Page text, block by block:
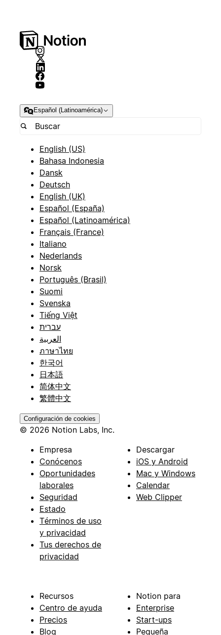
Español (Latinoamérica)
English (US)
Bahasa Indonesia
Dansk
Deutsch
English (UK)
Español (España)
Español (Latinoamérica)
Français (France)
Italiano
Nederlands
Norsk
Português (Brasil)
Suomi
Svenska
Tiếng Việt
עברית
العربية
ภาษาไทย
한국어
日本語
简体中文
繁體中文
Configuración de cookies
© 2026 Notion Labs, Inc.
Empresa
Conócenos
Oportunidades
laborales
Seguridad
Estado
Términos de uso
y privacidad
Tus derechos de
privacidad
Descargar
iOS y Android
Mac y Windows
Calendar
Web Clipper
Recursos
Centro de ayuda
Precios
Blog
Notion para
Enterprise
Start-ups
Pequeña